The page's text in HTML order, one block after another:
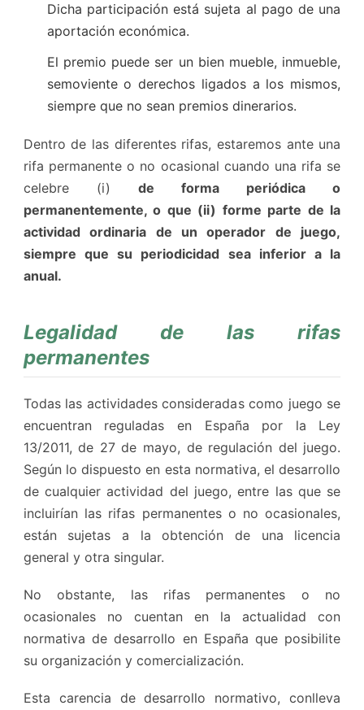
Dicha participación está sujeta al pago de una
aportación económica.
El premio puede ser un bien mueble, inmueble,
semoviente o derechos ligados a los mismos,
siempre que no sean premios dinerarios.
Dentro de las diferentes rifas, estaremos ante una
rifa permanente o no ocasional cuando una rifa se
celebre (i) de
forma periódica o
permanentemente, o que (ii) forme parte de la
actividad ordinaria de un operador de juego,
siempre que su periodicidad sea inferior a la
anual.
Legalidad de las rifas
permanentes
Todas las actividades consideradas como juego se
encuentran reguladas en España por la Ley
13/2011, de 27 de mayo, de regulación del juego.
Según lo dispuesto en esta normativa, el desarrollo
de cualquier actividad del juego, entre las que se
incluirían las rifas permanentes o no ocasionales,
están sujetas a la obtención de una licencia
general y otra singular.
No obstante, las rifas permanentes o no
ocasionales no cuentan en la actualidad con
normativa de desarrollo en España que posibilite
su organización y comercialización.
Esta carencia de desarrollo normativo, conlleva